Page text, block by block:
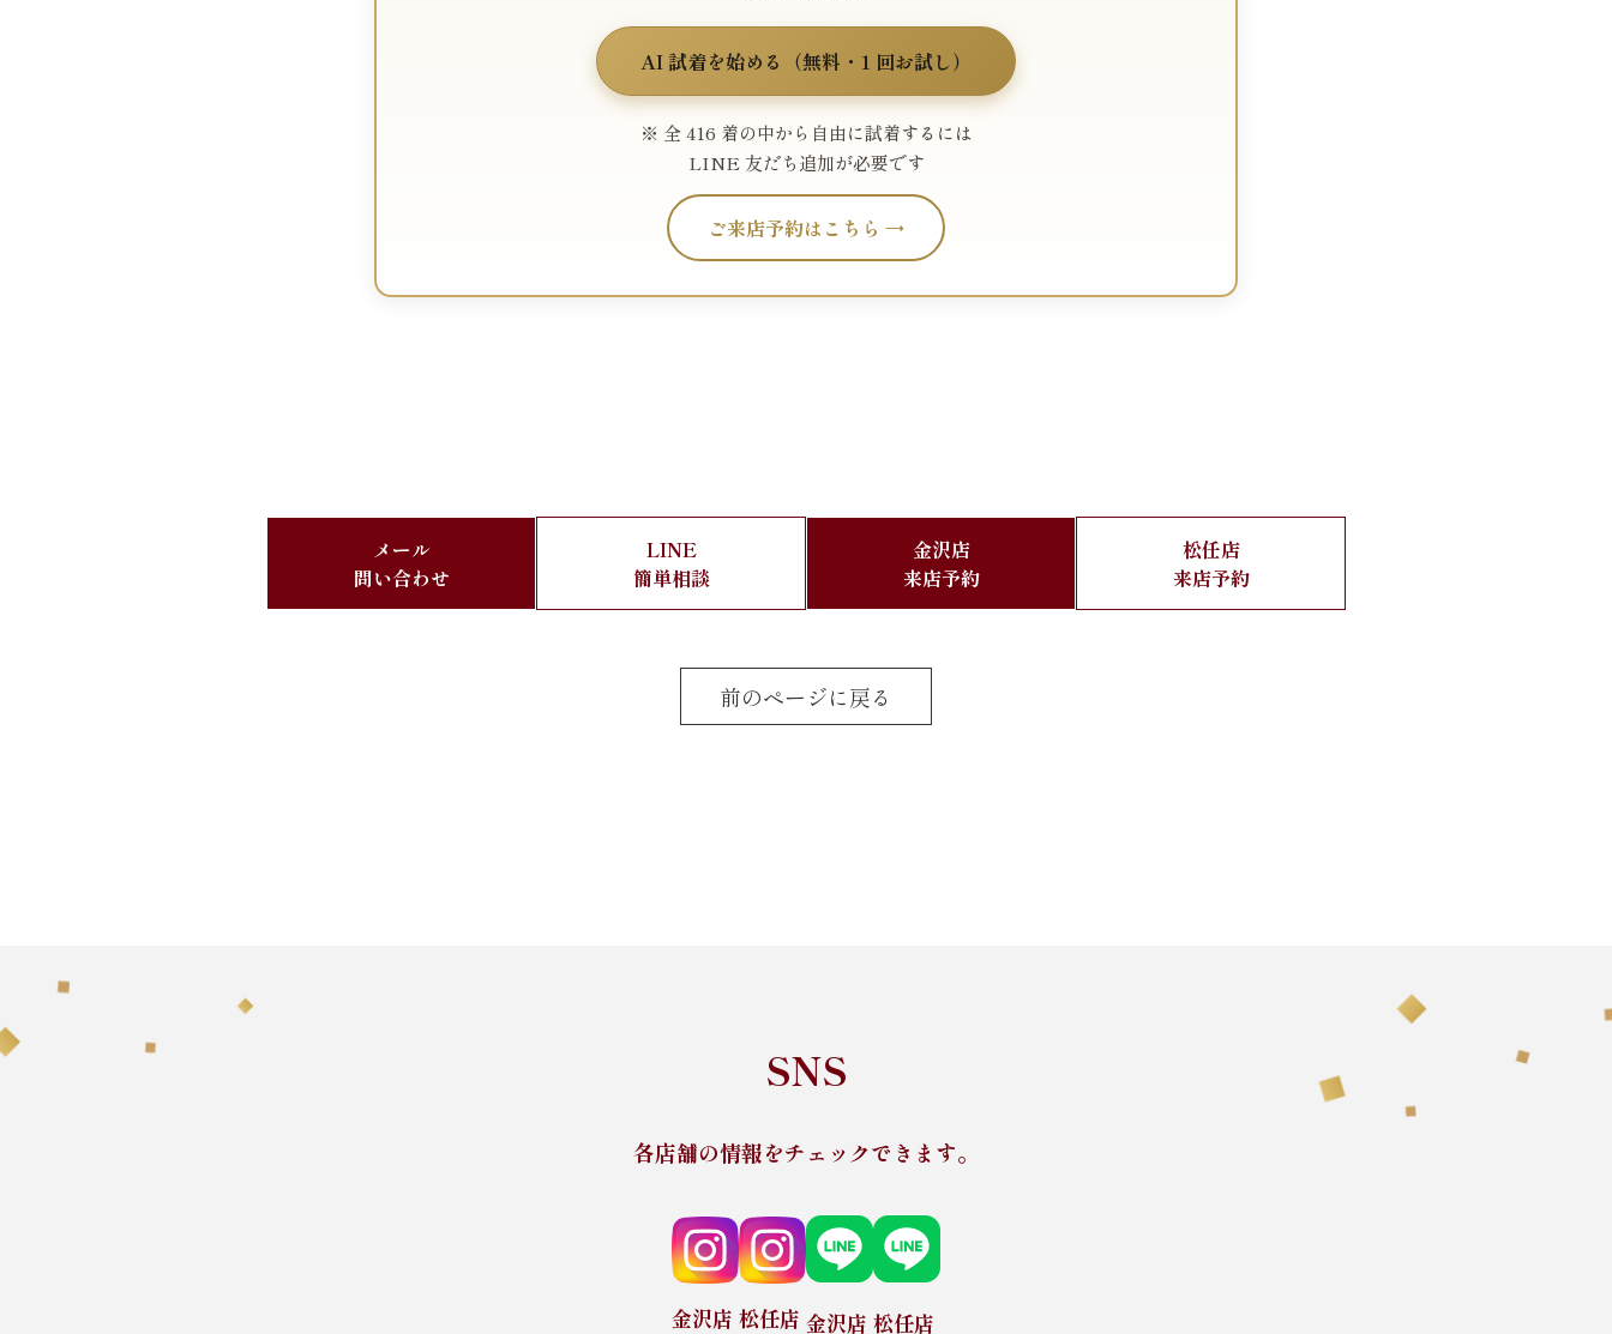
AI 試着を始める（無料・1 回お試し）
※ 全 416 着の中から自由に試着するには
LINE 友だち追加が必要です
ご来店予約はこちら →
メール
問い合わせ
LINE
簡単相談
金沢店
来店予約
松任店
来店予約
前のページに戻る
SNS
各店舗の情報をチェックできます。
金沢店 松任店 金沢店 松任店